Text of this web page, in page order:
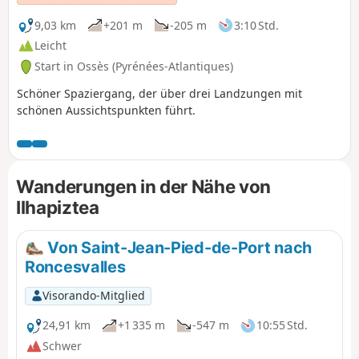
9,03 km
+201 m -205 m
3:10 Std.
Leicht
Start in Ossès (Pyrénées-Atlantiques)
Schöner Spaziergang, der über drei Landzungen mit
schönen Aussichtspunkten führt.
Wanderungen in der Nähe von
Ilhapiztea
Von Saint-Jean-Pied-de-Port nach
Roncesvalles
Visorando-Mitglied
24,91 km
+1 335 m -547 m
10:55 Std.
Schwer